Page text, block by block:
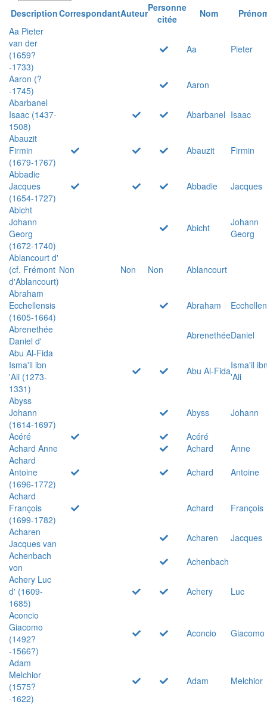
DescriptionCorrespondantAuteurPersonne
citée
Nom
Aa Pieter
van der
(1659?
-1733)
Aa Pieter
Aaron (?
-1745)
Aaron
Abarbanel
Isaac (1437-
1508)
Abarbanel Isaac
Abauzit
Firmin
(1679-1767)
Abauzit
Firmin
Abbadie
Jacques
(1654-1727)
Abbadie
Jacques
Abicht
Johann
Georg
(1672-1740)
Abicht
Johann
Georg
Ablancourt d'
(cf. Frémont
d'Ablancourt)
Non Non Non
Ablancourt
Abraham
Ecchellensis
(1605-1664)
Abraham
Abrenethée
Daniel d'
AbrenethéeDaniel
Abu Al-Fida
Isma'il ibn
'Ali (1273-
1331)
Abu Al-FidaIsma'il
'Ali
Abyss
Johann
(1614-1697)
Abyss
Johann
Acéré
Acéré
Achard Anne
Achard
Anne
Achard
Antoine
(1696-1772)
Achard
Antoine
Achard
François
(1699-1782)
Achard
François
Acharen
Jacques van
Acharen
Jacques
Achenbach
von
Achenbach
Achery Luc
d' (1609-
1685)
Achery
Luc
Aconcio
Giacomo
(1492?
-1566?)
Aconcio Giacomo
Adam
Melchior
(1575?
-1622)
Adam Melchior